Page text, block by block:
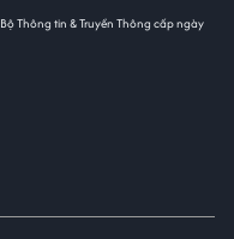
Thông tin & Truyền Thông cấp ngày